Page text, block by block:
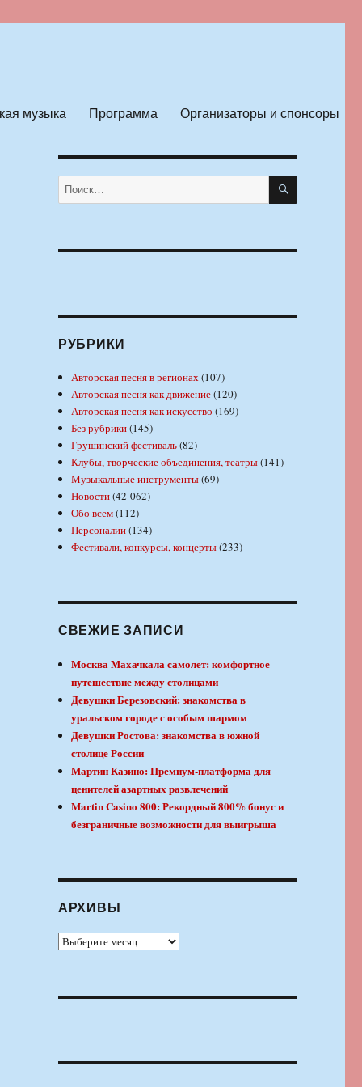
музыка Программа Организаторы и спонсоры
Искать: ПОИСК
РУБРИКИ
Авторская песня в регионах(107)
Авторская песня как движение(120)
Авторская песня как искусство (169)
Без рубрики(145)
Грушинский фестиваль(82)
Клубы, творческие объединения, театры(141)
Музыкальные инструменты(69)
Новости(42 062)
Обо всем(112)
Персоналии(134)
Фестивали, конкурсы, концерты(233)
СВЕЖИЕ ЗАПИСИ
Москва Махачкала самолет: комфортное
путешествие между столицами
Девушки Березовский: знакомства в
уральском городе с особым шармом
Девушки Ростова: знакомства в южной
столице России
Мартин Казино: Премиум-платформа для
ценителей азартных развлечений
Martin Casino 800: Рекордный 800% бонус и
безграничные возможности для выигрыша
АРХИВЫ
Архивы